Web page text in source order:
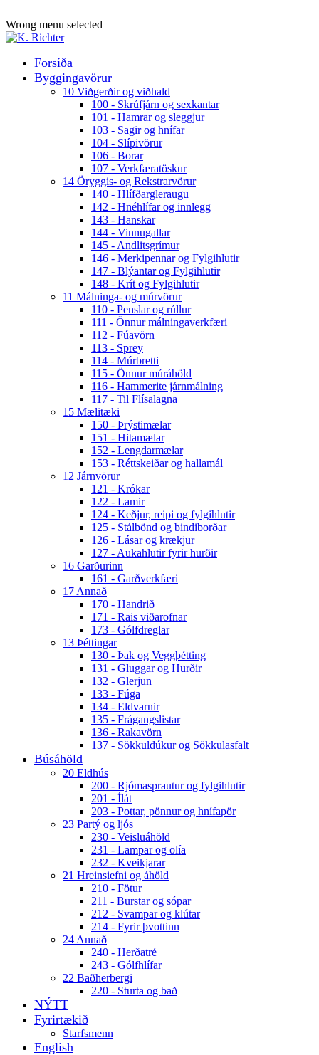
Wrong menu selected
Forsíða
Byggingavörur
10 Viðgerðir og viðhald
100 - Skrúfjárn og sexkantar
101 - Hamrar og sleggjur
103 - Sagir og hnífar
104 - Slípivörur
106 - Borar
107 - Verkfæratöskur
14 Öryggis- og Rekstrarvörur
140 - Hlífðargleraugu
142 - Hnéhlífar og innlegg
143 - Hanskar
144 - Vinnugallar
145 - Andlitsgrímur
146 - Merkipennar og Fylgihlutir
147 - Blýantar og Fylgihlutir
148 - Krít og Fylgihlutir
11 Málninga- og múrvörur
110 - Penslar og rúllur
111 - Önnur málningaverkfæri
112 - Fúavörn
113 - Sprey
114 - Múrbretti
115 - Önnur múráhöld
116 - Hammerite járnmálning
117 - Til Flísalagna
15 Mælitæki
150 - Þrýstimælar
151 - Hitamælar
152 - Lengdarmælar
153 - Réttskeiðar og hallamál
12 Járnvörur
121 - Krókar
122 - Lamir
124 - Keðjur, reipi og fylgihlutir
125 - Stálbönd og bindiborðar
126 - Lásar og krækjur
127 - Aukahlutir fyrir hurðir
16 Garðurinn
161 - Garðverkfæri
17 Annað
170 - Handrið
171 - Rais viðarofnar
173 - Gólfdreglar
13 Þéttingar
130 - Þak og Veggþétting
131 - Gluggar og Hurðir
132 - Glerjun
133 - Fúga
134 - Eldvarnir
135 - Frágangslistar
136 - Rakavörn
137 - Sökkuldúkur og Sökkulasfalt
Búsáhöld
20 Eldhús
200 - Rjómasprautur og fylgihlutir
201 - Ílát
203 - Pottar, pönnur og hnífapör
23 Partý og ljós
230 - Veisluáhöld
231 - Lampar og olía
232 - Kveikjarar
21 Hreinsiefni og áhöld
210 - Fötur
211 - Burstar og sópar
212 - Svampar og klútar
214 - Fyrir þvottinn
24 Annað
240 - Herðatré
243 - Gólfhlífar
22 Baðherbergi
220 - Sturta og bað
NÝTT
Fyrirtækið
Starfsmenn
English